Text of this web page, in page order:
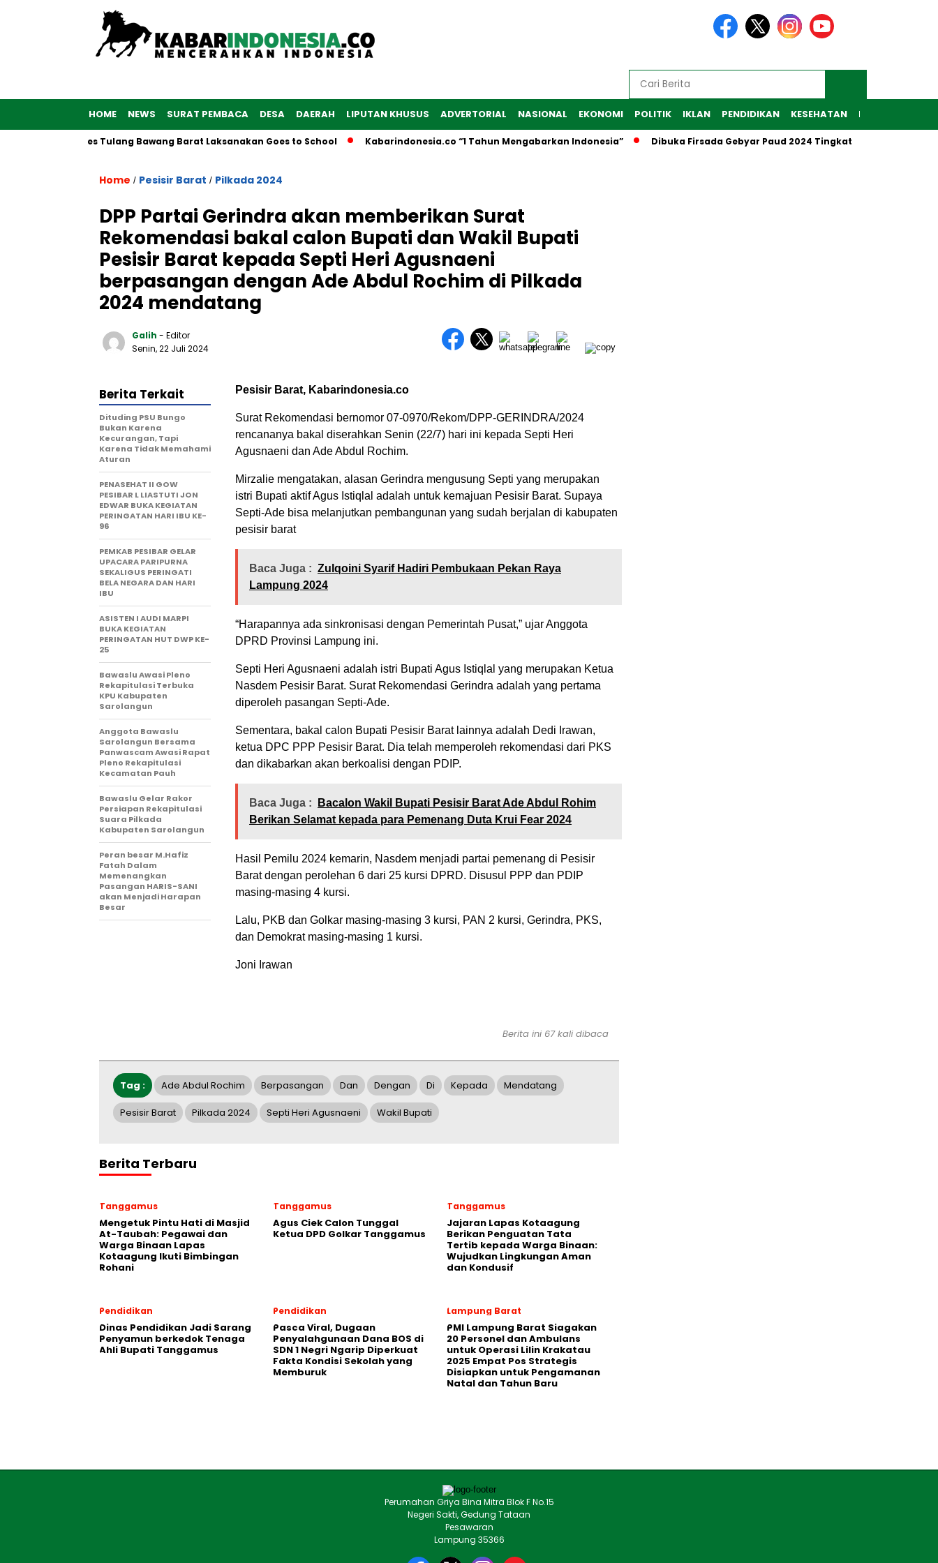
HOME NEWS SURAT PEMBACA DESA DAERAH LIPUTAN KHUSUS ADVERTORIAL NASIONAL EKONOMI POLITIK IKLAN PENDIDIKAN KESEHATAN RAGAM
Polwan Polres Tulang Bawang Barat Laksanakan Goes to School Kabarindonesia.co “1 Tahun Mengabarkan Indonesia” Dibuka Firsada Gebyar Paud 2024 Tingkat Kabupaten Tubaba
Home / Pesisir Barat / Pilkada 2024
DPP Partai Gerindra akan memberikan Surat
Rekomendasi bakal calon Bupati dan Wakil Bupati
Pesisir Barat kepada Septi Heri Agusnaeni
berpasangan dengan Ade Abdul Rochim di Pilkada
2024 mendatang
Galih - Editor
Senin, 22 Juli 2024
Pesisir Barat, Kabarindonesia.co
Surat Rekomendasi bernomor 07-0970/Rekom/DPP-GERINDRA/2024
rencananya bakal diserahkan Senin (22/7) hari ini kepada Septi Heri
Agusnaeni dan Ade Abdul Rochim.
Mirzalie mengatakan, alasan Gerindra mengusung Septi yang merupakan
istri Bupati aktif Agus Istiqlal adalah untuk kemajuan Pesisir Barat. Supaya
Septi-Ade bisa melanjutkan pembangunan yang sudah berjalan di kabupaten
pesisir barat
Baca Juga : Zulqoini Syarif Hadiri Pembukaan Pekan Raya
Lampung 2024
“Harapannya ada sinkronisasi dengan Pemerintah Pusat,” ujar Anggota
DPRD Provinsi Lampung ini.
Septi Heri Agusnaeni adalah istri Bupati Agus Istiqlal yang merupakan Ketua
Nasdem Pesisir Barat. Surat Rekomendasi Gerindra adalah yang pertama
diperoleh pasangan Septi-Ade.
Sementara, bakal calon Bupati Pesisir Barat lainnya adalah Dedi Irawan,
ketua DPC PPP Pesisir Barat. Dia telah memperoleh rekomendasi dari PKS
dan dikabarkan akan berkoalisi dengan PDIP.
Baca Juga :
Bacalon Wakil Bupati Pesisir Barat Ade Abdul Rohim
Berikan Selamat kepada para Pemenang Duta Krui Fear 2024
Hasil Pemilu 2024 kemarin, Nasdem menjadi partai pemenang di Pesisir
Barat dengan perolehan 6 dari 25 kursi DPRD. Disusul PPP dan PDIP
masing-masing 4 kursi.
Lalu, PKB dan Golkar masing-masing 3 kursi, PAN 2 kursi, Gerindra, PKS,
dan Demokrat masing-masing 1 kursi.
Joni Irawan
Berita Terkait
Dituding PSU Bungo
Bukan Karena
Kecurangan, Tapi
Karena Tidak Memahami
Aturan
PENASEHAT II GOW
PESIBAR L LIASTUTI JON
EDWAR BUKA KEGIATAN
PERINGATAN HARI IBU KE-
96
PEMKAB PESIBAR GELAR
UPACARA PARIPURNA
SEKALIGUS PERINGATI
BELA NEGARA DAN HARI
IBU
ASISTEN I AUDI MARPI
BUKA KEGIATAN
PERINGATAN HUT DWP KE-
25
Bawaslu Awasi Pleno
Rekapitulasi Terbuka
KPU Kabupaten
Sarolangun
Anggota Bawaslu
Sarolangun Bersama
Panwascam Awasi Rapat
Pleno Rekapitulasi
Kecamatan Pauh
Bawaslu Gelar Rakor
Persiapan Rekapitulasi
Suara Pilkada
Kabupaten Sarolangun
Peran besar M.Hafiz
Fatah Dalam
Memenangkan
Pasangan HARIS-SANI
akan Menjadi Harapan
Besar
Berita ini 67 kali dibaca
Tag : Ade Abdul Rochim Berpasangan Dan Dengan Di Kepada Mendatang
Pesisir Barat Pilkada 2024 Septi Heri Agusnaeni Wakil Bupati
Berita Terbaru
Tanggamus
Mengetuk Pintu Hati di Masjid
At-Taubah: Pegawai dan
Warga Binaan Lapas
Kotaagung Ikuti Bimbingan
Rohani
Tanggamus
Agus Ciek Calon Tunggal
Ketua DPD Golkar Tanggamus
Tanggamus
Jajaran Lapas Kotaagung
Berikan Penguatan Tata
Tertib kepada Warga Binaan:
Wujudkan Lingkungan Aman
dan Kondusif
Pendidikan
Dinas Pendidikan Jadi Sarang
Penyamun berkedok Tenaga
Ahli Bupati Tanggamus
Pendidikan
Pasca Viral, Dugaan
Penyalahgunaan Dana BOS di
SDN 1 Negri Ngarip Diperkuat
Fakta Kondisi Sekolah yang
Memburuk
Lampung Barat
PMI Lampung Barat Siagakan
20 Personel dan Ambulans
untuk Operasi Lilin Krakatau
2025 Empat Pos Strategis
Disiapkan untuk Pengamanan
Natal dan Tahun Baru
Perumahan Griya Bina Mitra Blok F No.15
Negeri Sakti, Gedung Tataan
Pesawaran
Lampung 35366